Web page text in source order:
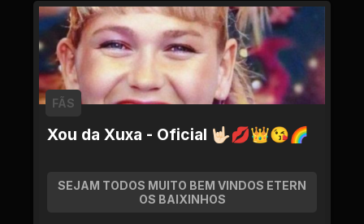
Xou da Xuxa - Oficial 🤟🏻💋👑😘🌈
FÃS
SEJAM TODOS MUITO BEM VINDOS ETERN
OS BAIXINHOS